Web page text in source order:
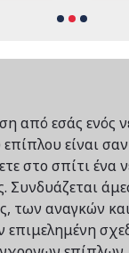
από εσάς ενός
είναι
στο σπίτι ένα
Συνδυάζεται
των αναγκών
επιμελημένη